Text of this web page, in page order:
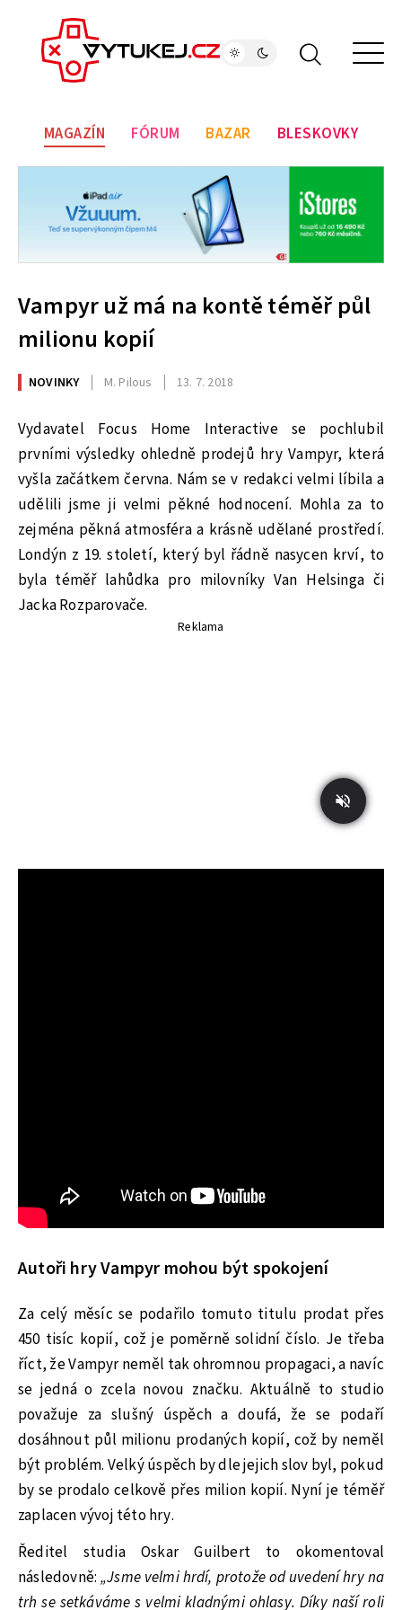
MAGAZÍN FÓRUM BAZAR BLESKOVKY
Vampyr už má na kontě téměř půl
milionu kopií
NOVINKY M. Pilous 13. 7. 2018
Vydavatel Focus Home Interactive se pochlubil
prvními výsledky ohledně prodejů hry Vampyr, která
vyšla začátkem června. Nám se v redakci velmi líbila a
udělili jsme ji velmi pěkné hodnocení. Mohla za to
zejména pěkná atmosféra a krásně udělané prostředí.
Londýn z 19. století, který byl řádně nasycen krví, to
byla téměř lahůdka pro milovníky Van Helsinga či
Jacka Rozparovače.
Reklama
Autoři hry Vampyr mohou být spokojení
Za celý měsíc se podařilo tomuto titulu prodat přes
450 tisíc kopií, což je poměrně solidní číslo. Je třeba
říct, že Vampyr neměl tak ohromnou propagaci, a navíc
se jedná o zcela novou značku. Aktuálně to studio
považuje za slušný úspěch a doufá, že se podaří
dosáhnout půl milionu prodaných kopií, což by neměl
být problém. Velký úspěch by dle jejich slov byl, pokud
by se prodalo celkově přes milion kopií. Nyní je téměř
zaplacen vývoj této hry.
Ředitel studia Oskar Guilbert to okomentoval
následovně:„Jsme velmi hrdí, protože od uvedení hry na
trh se setkáváme s velmi kladnými ohlasy. Díky naší roli